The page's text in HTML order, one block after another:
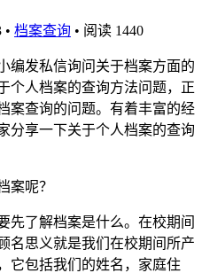
• 档案查询 • 阅读 1440
编发私信询问关于档案方面的
个人档案的查询方法问题，正
案查询的问题。有着丰富的经
分享一下关于个人档案的查询
先了解档案是什么。在校期间
名思义就是我们在校期间所产
它包括我们的姓名，家庭住